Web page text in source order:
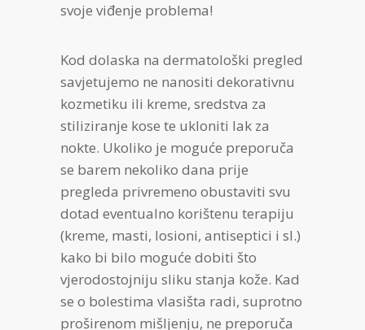
svoje viđenje problema!
Kod dolaska na dermatološki pregled
savjetujemo ne nanositi dekorativnu
kozmetiku ili kreme, sredstva za
stiliziranje kose te ukloniti lak za
nokte. Ukoliko je moguće preporuča
se barem nekoliko dana prije
pregleda privremeno obustaviti svu
dotad eventualno korištenu terapiju
(kreme, masti, losioni, antiseptici i sl.)
kako bi bilo moguće dobiti što
vjerodostojniju sliku stanja kože. Kad
se o bolestima vlasišta radi, suprotno
proširenom mišljenju, ne preporuča